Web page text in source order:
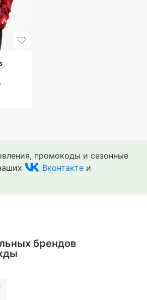
промокоды и сезонные
Вконтакте и
брендов